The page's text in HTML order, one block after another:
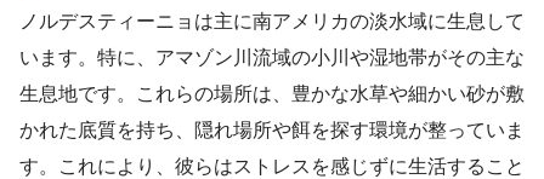
ノルデスティーニョは主に南アメリカの淡水域に生息して
います。特に、アマゾン川流域の小川や湿地帯がその主な
生息地です。これらの場所は、豊かな水草や細かい砂が敷
かれた底質を持ち、隠れ場所や餌を探す環境が整っていま
す。これにより、彼らはストレスを感じずに生活すること